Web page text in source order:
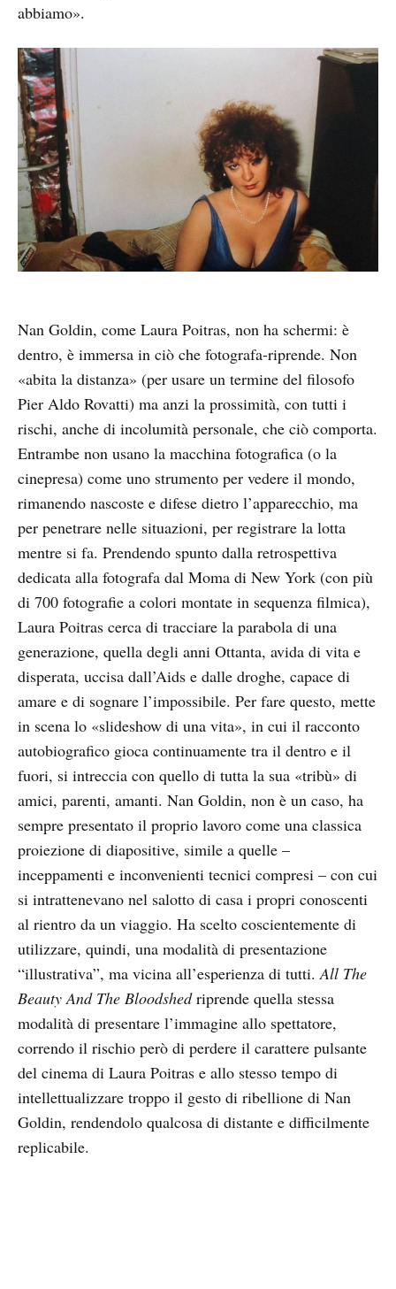
abbiamo».
Nan Goldin, come Laura Poitras, non ha schermi: è
dentro, è immersa in ciò che fotografa-riprende. Non
«abita la distanza» (per usare un termine del filosofo
Pier Aldo Rovatti) ma anzi la prossimità, con tutti i
rischi, anche di incolumità personale, che ciò comporta.
Entrambe non usano la macchina fotografica (o la
cinepresa) come uno strumento per vedere il mondo,
rimanendo nascoste e difese dietro l’apparecchio, ma
per penetrare nelle situazioni, per registrare la lotta
mentre si fa. Prendendo spunto dalla retrospettiva
dedicata alla fotografa dal Moma di New York (con più
di 700 fotografie a colori montate in sequenza filmica),
Laura Poitras cerca di tracciare la parabola di una
generazione, quella degli anni Ottanta, avida di vita e
disperata, uccisa dall’Aids e dalle droghe, capace di
amare e di sognare l’impossibile. Per fare questo, mette
in scena lo «slideshow di una vita», in cui il racconto
autobiografico gioca continuamente tra il dentro e il
fuori, si intreccia con quello di tutta la sua «tribù» di
amici, parenti, amanti. Nan Goldin, non è un caso, ha
sempre presentato il proprio lavoro come una classica
proiezione di diapositive, simile a quelle –
inceppamenti e inconvenienti tecnici compresi – con cui
si intrattenevano nel salotto di casa i propri conoscenti
al rientro da un viaggio. Ha scelto coscientemente di
utilizzare, quindi, una modalità di presentazione
“illustrativa”, ma vicina all’esperienza di tutti.All The
Beauty And The Bloodshedriprende quella stessa
modalità di presentare l’immagine allo spettatore,
correndo il rischio però di perdere il carattere pulsante
del cinema di Laura Poitras e allo stesso tempo di
intellettualizzare troppo il gesto di ribellione di Nan
Goldin, rendendolo qualcosa di distante e difficilmente
replicabile.